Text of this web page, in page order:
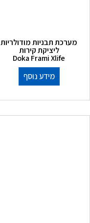
מערכת תבניות מודולריות
ליציקת קירות
Doka Frami Xlife
מידע נוסף